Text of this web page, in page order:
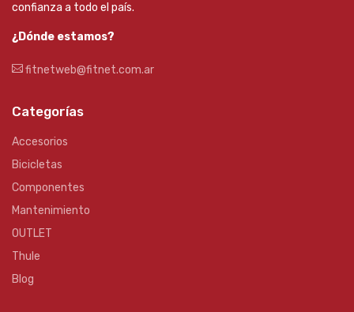
confianza a todo el país.
¿Dónde estamos?
fitnetweb@fitnet.com.ar
Categorías
Accesorios
Bicicletas
Componentes
Mantenimiento
OUTLET
Thule
Blog